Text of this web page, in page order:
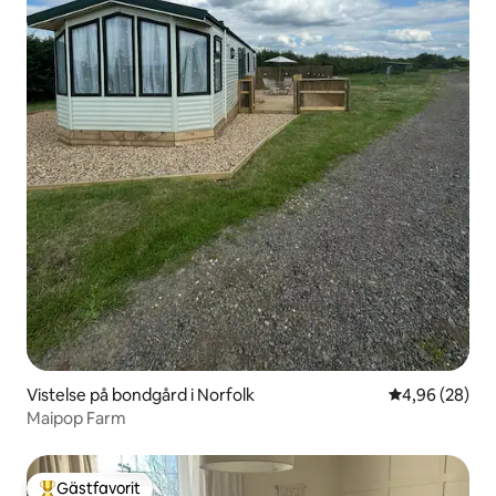
Vistelse på bondgård i Norfolk 4,96 av 5 i
4,96 (28)
Maipop Farm
Gästfavorit